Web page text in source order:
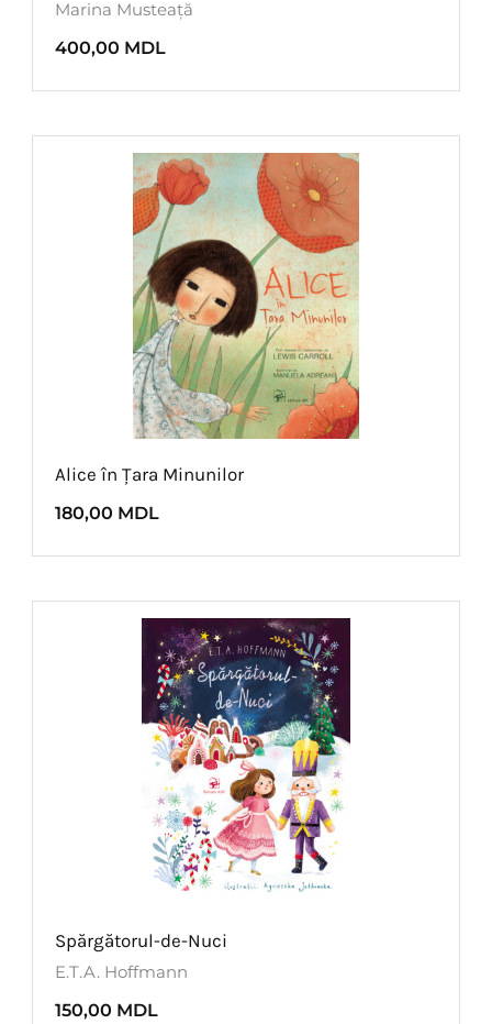
Marina Musteață
400,00 MDL
Alice în Țara Minunilor
180,00 MDL
Spărgătorul-de-Nuci
E.T.A. Hoffmann
150,00 MDL